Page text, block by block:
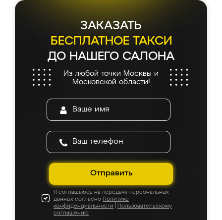
ЗАКАЗАТЬ
БЕСПЛАТНОЕ ТАКСИ
ДО НАШЕГО САЛОНА
Из любой точки Москвы и
Московской области!
Отправить
Я соглашаюсь на передачу персональных
данных согласно Политике
конфиденциальности
Пользовательскому
соглашению